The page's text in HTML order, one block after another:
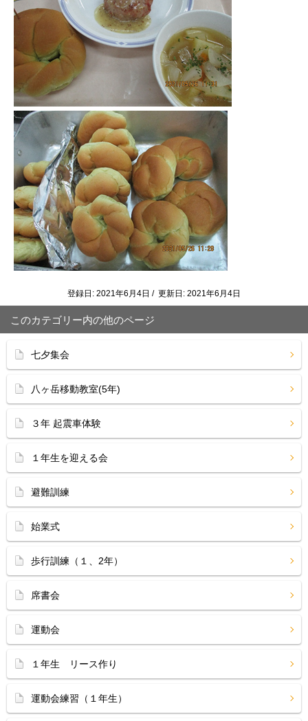
登録日: 2021年6月4日 / 更新日: 2021年6月4日
このカテゴリー内の他のページ
七夕集会
八ヶ岳移動教室(5年)
３年 起震車体験
１年生を迎える会
避難訓練
始業式
歩行訓練（１、2年）
席書会
運動会
１年生 リース作り
運動会練習（１年生）